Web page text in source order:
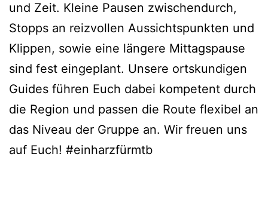
und Zeit. Kleine Pausen zwischendurch,
Stopps an reizvollen Aussichtspunkten und
Klippen, sowie eine längere Mittagspause
sind fest eingeplant. Unsere ortskundigen
Guides führen Euch dabei kompetent durch
die Region und passen die Route flexibel an
das Niveau der Gruppe an. Wir freuen uns
auf Euch! #einharzfürmtb